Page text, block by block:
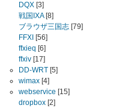
DQX [3]
戦国IXA[8]
ブラウザ三国志 [79]
FFXI [56]
ffxieq [6]
ffxiv [17]
DD-WRT [5]
wimax [4]
webservice [15]
dropbox [2]